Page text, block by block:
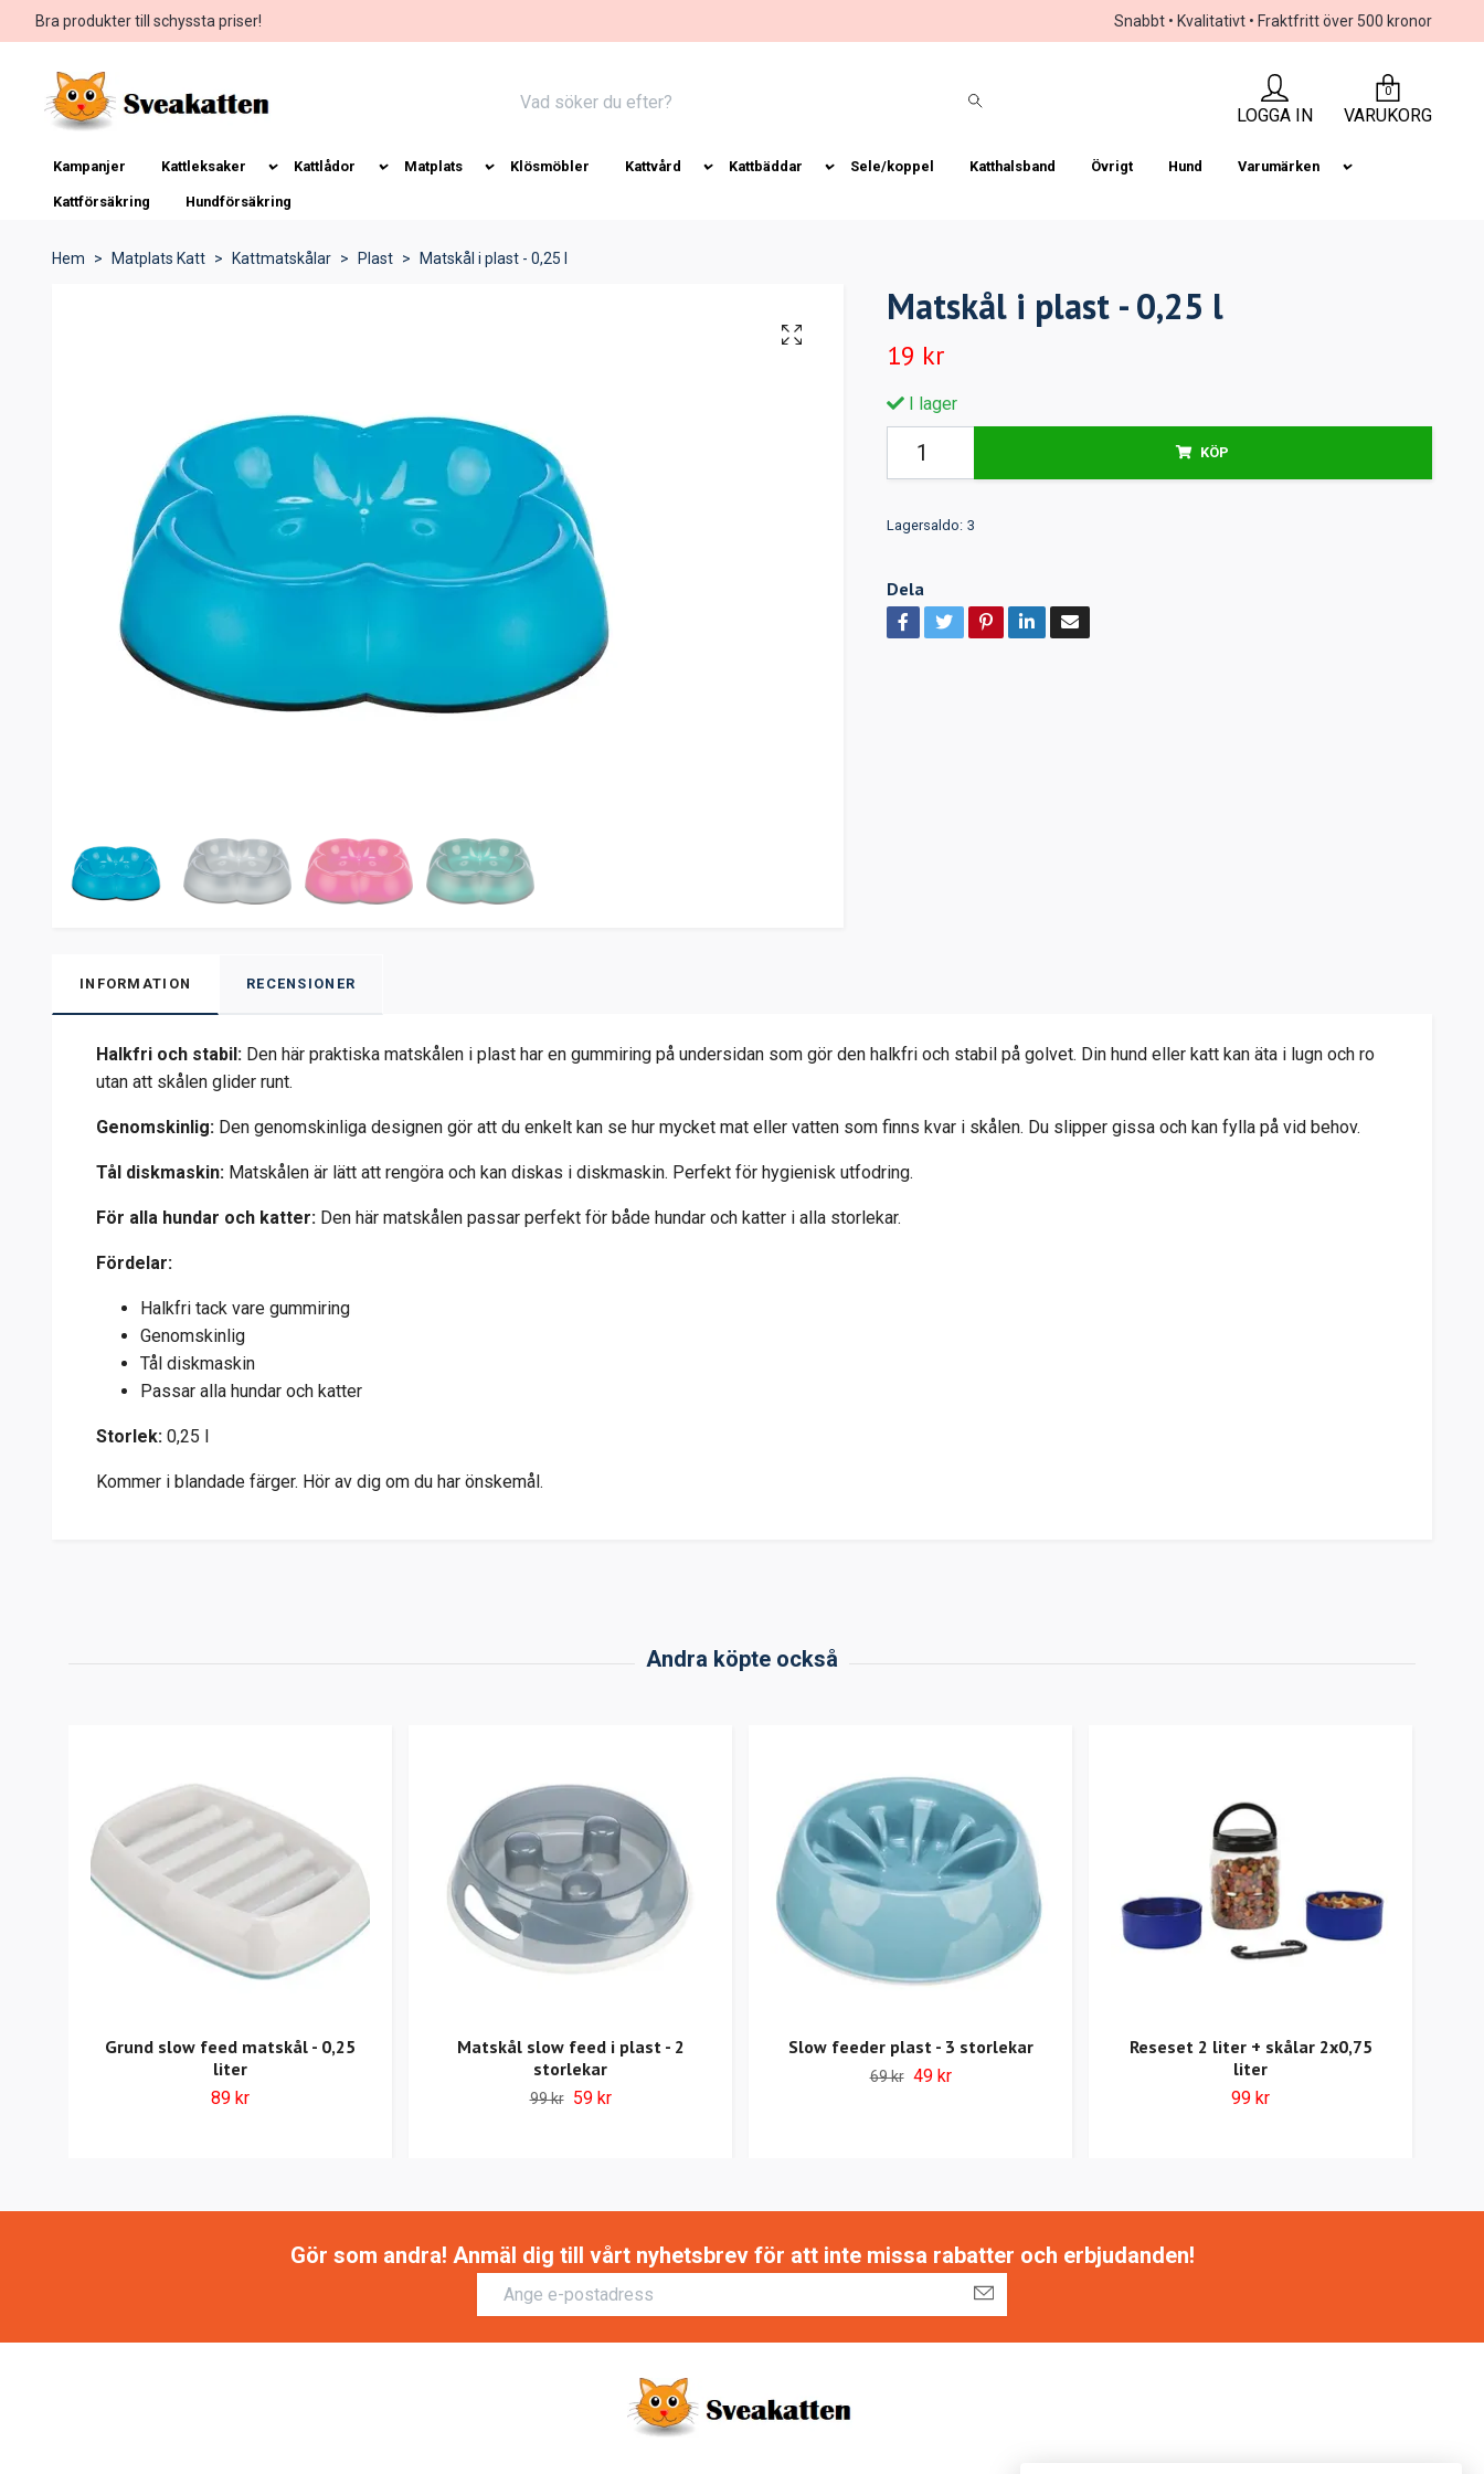
Bra produkter till schyssta priser! Snabbt • Kvalitativt • Fraktfritt över 500 kronor
LOGGA IN
0
VARUKORG
Kampanjer Kattleksaker Kattlådor Matplats Klösmöbler Kattvård Kattbäddar Sele/koppel Katthalsband Övrigt Hund Varumärken
Kattförsäkring Hundförsäkring
Hem Matplats Katt Kattmatskålar Plast Matskål i plast - 0,25 l
Matskål i plast - 0,25 l
19 kr
I lager
KÖP
Lagersaldo: 3
Dela
INFORMATION RECENSIONER
Halkfri och stabil: Den här praktiska matskålen i plast har en gummiring på undersidan som gör den halkfri och stabil på golvet. Din hund eller katt kan äta i lugn och ro
utan att skålen glider runt.
Genomskinlig: Den genomskinliga designen gör att du enkelt kan se hur mycket mat eller vatten som finns kvar i skålen. Du slipper gissa och kan fylla på vid behov.
Tål diskmaskin: Matskålen är lätt att rengöra och kan diskas i diskmaskin. Perfekt för hygienisk utfodring.
För alla hundar och katter: Den här matskålen passar perfekt för både hundar och katter i alla storlekar.
Fördelar:
Halkfri tack vare gummiring
Genomskinlig
Tål diskmaskin
Passar alla hundar och katter
Storlek: 0,25 l
Kommer i blandade färger. Hör av dig om du har önskemål.
Grund slow feed matskål - 0,25
liter
89 kr
Matskål slow feed i plast - 2
storlekar
99 kr 59 kr
Slow feeder plast - 3 storlekar
69 kr 49 kr
Reseset 2 liter + skålar 2x0,75
liter
99 kr
Gör som andra! Anmäl dig till vårt nyhetsbrev för att inte missa rabatter och erbjudanden!